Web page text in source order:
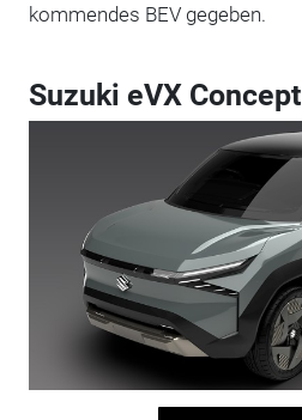
kommendes BEV gegeben.
Suzuki eVX Concept